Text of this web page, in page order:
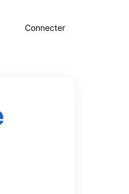
Connecter